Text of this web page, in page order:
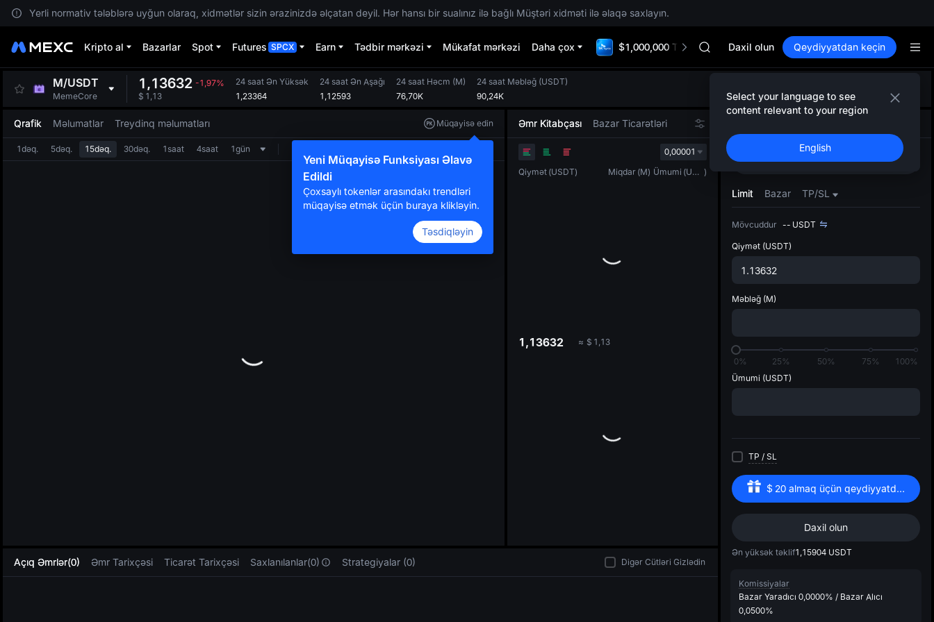
Yerli normativ tələblərə uyğun olaraq, xidmətlər sizin ərazinizdə əlçatan deyil. Hər hansı bir sualınız ilə bağlı Müştəri xidməti ilə əlaqə saxlayın.
Kripto al Bazarlar Spot Futures SPCX Earn Tədbir mərkəzi Mükafat mərkəzi Daha çox $1,000,000 TradFi Gala
HFT
GOLD(XAU)
SPCX
UNITREE
Unitree Future Now Live
Daxil olun Qeydiyyatdan keçin
Select your language to see
content relevant to your region
English
M/USDT
MemeCore
1,13632 -1,97%
$ 1,13
24 saat Ən Yüksək
1,23364
24 saat Ən Aşağı
1,12593
24 saat Həcm (M)
76,70K
24 saat Məbləğ (USDT)
90,24K
Qrafik Məlumatlar Treydinq məlumatları Müqayisə edin
Yeni Müqayisə Funksiyası Əlavə
Edildi
Çoxsaylı tokenlər arasındakı trendləri
müqayisə etmək üçün buraya klikləyin.
Təsdiqləyin
1dəq. 5dəq. 15dəq. 30dəq. 1saat 4saat 1gün
Əmr Kitabçası Bazar Ticarətləri
0,00001
Qiymət (USDT) Miqdar (M) Ümumi ( USDT )
1,13632 ≈ $ 1,13
Alın Satın
Limit Bazar TP/SL
Mövcuddur -- USDT
Qiymət (USDT)
Məbləğ (M)
0% 25% 50% 75%
100%
Ümumi (USDT)
TP / SL
$ 20almaq üçün qeydiyyatdan
Daxil olun
Ən yüksək təklif1,15904 USDT
Komissiyalar
Bazar Yaradıcı 0,0000% / Bazar Alıcı
0,0500%
Açıq Əmrlər(0) Əmr Tarixçəsi Ticarət Tarixçəsi Saxlanılanlar(0) Strategiyalar (0) Digər Cütləri Gizlədin